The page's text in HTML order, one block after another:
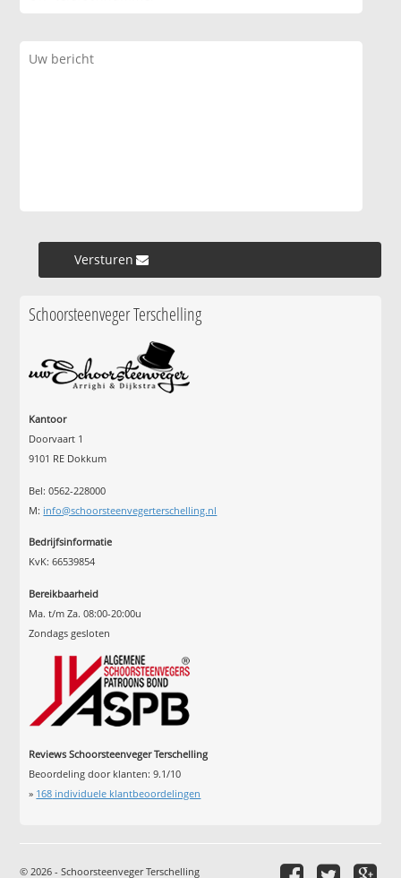
Versturen »
Schoorsteenveger Terschelling
Kantoor
Doorvaart 1
9101 RE Dokkum
Bel: 0562-228000
M: info@schoorsteenvegerterschelling.nl
Bedrijfsinformatie
KvK: 66539854
Bereikbaarheid
Ma. t/m Za. 08:00-20:00u
Zondags gesloten
Reviews Schoorsteenveger Terschelling
Beoordeling door klanten:9.1/10
» 168 individuele klantbeoordelingen
© 2026 - Schoorsteenveger Terschelling